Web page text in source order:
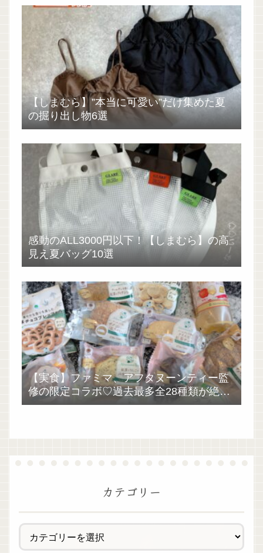
【しまむら】”本当に可愛い”だけ集めた夏
の掘り出し物6選
感動のALL3000円以下！【しまむら】の高
見え夏バッグ10選
【実食】ファミマ、アフタヌーンティー監
修の限定コラボ♡過去最多全28種類が絶品
過ぎた！
カテゴリー